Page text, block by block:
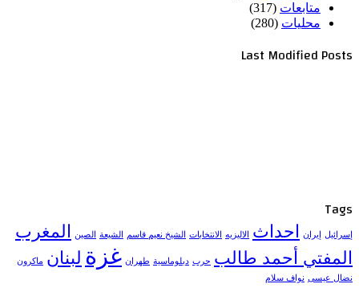
متابعات (317)
محليات (280)
Last Modified Posts
Tags
إسرائيل إيران احداث الاليزيه الانتخابات الشيخ نعيم قاسم الشيعة الصين
المغرب
المفتي أحمد طالب حرب دبلوماسية طهران غزة لبنان ماكرون
نضال عيسى نواف سلام